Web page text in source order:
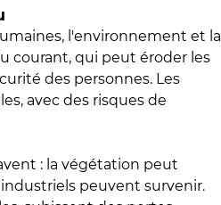
l'environnement et la
courant, qui peut éroder les
des personnes. Les
avec des risques de
: la végétation peut
peuvent survenir.